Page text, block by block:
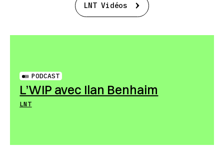
LNT Vidéos
PODCAST
L’WIP avec Ilan Benhaim
LNT